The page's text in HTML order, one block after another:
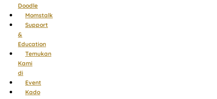
Doodle
Momstalk
Support
&
Education
Temukan
Kami
di
Event
Kado